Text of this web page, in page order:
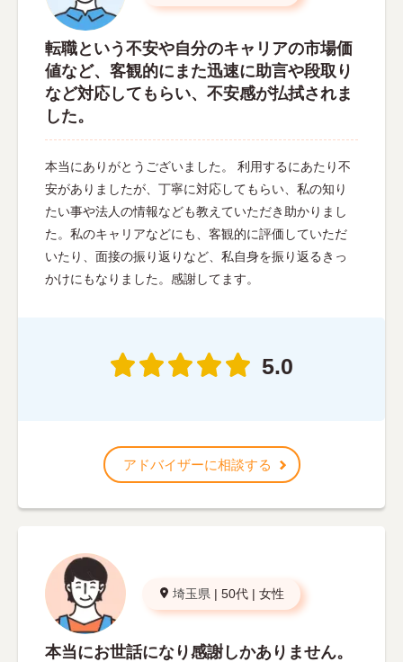
転職という不安や自分のキャリアの市場価
値など、客観的にまた迅速に助言や段取り
など対応してもらい、不安感が払拭されま
した。
本当にありがとうございました。 利用するにあたり不
安がありましたが、丁寧に対応してもらい、私の知り
たい事や法人の情報なども教えていただき助かりまし
た。私のキャリアなどにも、客観的に評価していただ
いたり、面接の振り返りなど、私自身を振り返るきっ
かけにもなりました。感謝してます。
5.0
アドバイザーに相談する
埼玉県 | 50代 | 女性
本当にお世話になり感謝しかありません。